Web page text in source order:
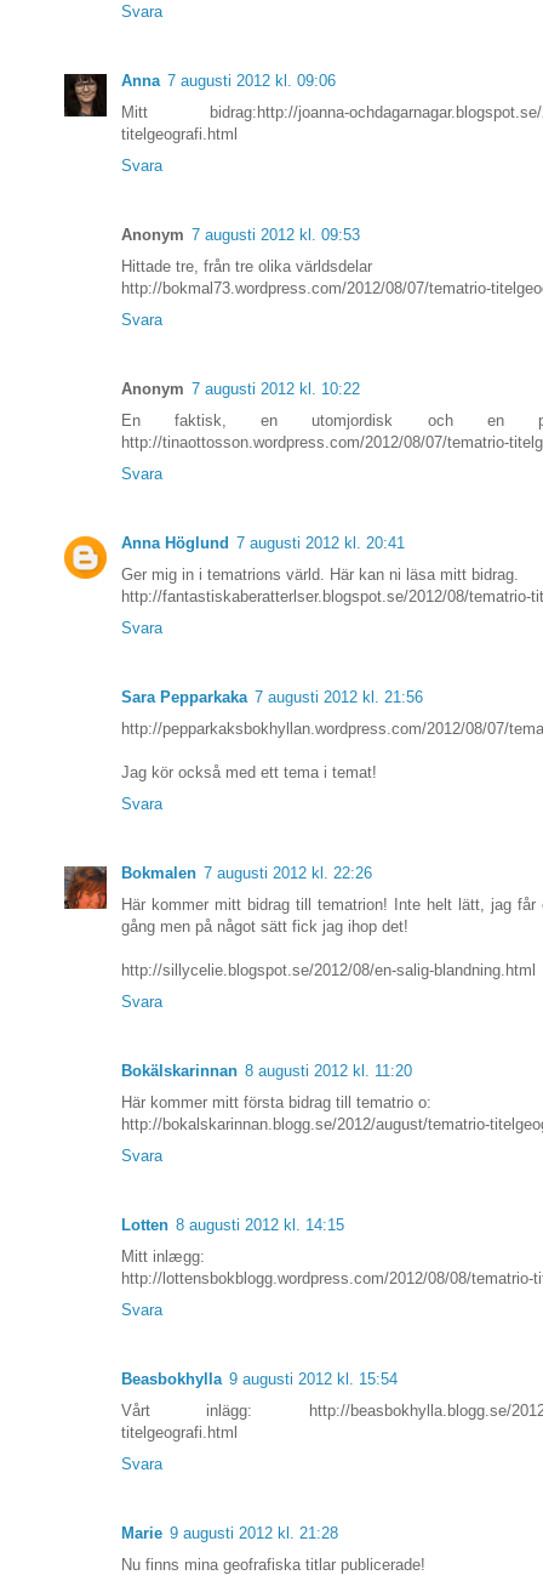
Svara
Anna 7 augusti 2012 kl. 09:06
Mitt bidrag:http://joanna-ochdagarnagar.blogspot.se/
titelgeografi.html
Svara
Anonym 7 augusti 2012 kl. 09:53
Hittade tre, från tre olika världsdelar
http://bokmal73.wordpress.com/2012/08/07/tematrio-
Svara
Anonym 7 augusti 2012 kl. 10:22
En faktisk, en utomjordisk och en
http://tinaottosson.wordpress.com/2012/08/07/tematrio-
Svara
Anna Höglund 7 augusti 2012 kl. 20:41
Ger mig in i tematrions värld. Här kan ni läsa mitt bidrag.
http://fantastiskaberatterlser.blogspot.se/2012/08/tematrio-
Svara
Sara Pepparkaka 7 augusti 2012 kl. 21:56
http://pepparkaksbokhyllan.wordpress.com/2012/08/07/
Jag kör också med ett tema i temat!
Svara
Bokmalen 7 augusti 2012 kl. 22:26
Här kommer mitt bidrag till tematrion! Inte helt lätt, jag får
gång men på något sätt fick jag ihop det!
http://sillycelie.blogspot.se/2012/08/en-salig-blandning.html
Svara
Bokälskarinnan 8 augusti 2012 kl. 11:20
Här kommer mitt första bidrag till tematrio o:
http://bokalskarinnan.blogg.se/2012/august/tematrio-
Svara
Lotten 8 augusti 2012 kl. 14:15
Mitt inlægg:
http://lottensbokblogg.wordpress.com/2012/08/08/tematrio-
Svara
Beasbokhylla 9 augusti 2012 kl. 15:54
Vårt inlägg: http://beasbokhylla.blogg.se/2012/
titelgeografi.html
Svara
Marie 9 augusti 2012 kl. 21:28
Nu finns mina geofrafiska titlar publicerade!